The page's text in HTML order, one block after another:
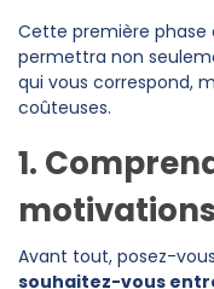
Cette première phase
permettra non
qui vous correspond,
coûteuses.
1.
Avant tout, posez-
souhaitez-vous